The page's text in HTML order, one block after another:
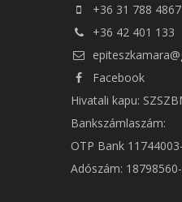
+36 31 788 4867
+36 42 401 133
Facebook
Hivatali kapu:
Bankszámlaszám:
OTP Bank
Adószám: